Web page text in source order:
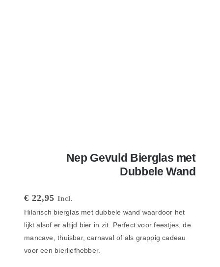
Nep Gevuld Bierglas met
Dubbele Wand
€ 22,95 Incl.
Hilarisch bierglas met dubbele wand waardoor het
lijkt alsof er altijd bier in zit. Perfect voor feestjes, de
mancave, thuisbar, carnaval of als grappig cadeau
voor een bierliefhebber.